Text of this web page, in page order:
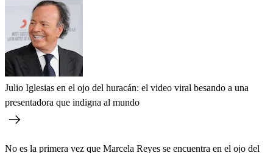
Julio Iglesias en el ojo del huracán: el video viral besando a una
presentadora que indigna al mundo
No es la primera vez que Marcela Reyes se encuentra en el ojo del